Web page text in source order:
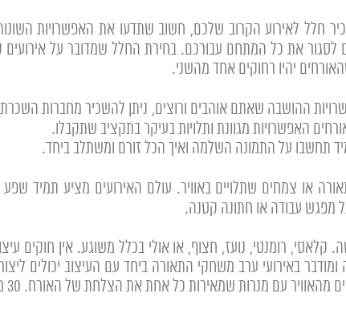
חלל לאירוע הקרוב שלכם, חשוב שתדעו את האפשרויות
לסגור את כל המתחם עבורכם. בחירת החלל שמדובר על
יהיו רחוקים אחד מהשני.
ההושבה שאתם אוהבים ורוצים, ניתן להשכיר מחברות
האפשרויות מגוונת ותלויות בעיקר בתקציב שתקבלו.
תחשבו על התמונה השלמה ואיך הכל זורם ומשתלב ביחד.
או צמחים שתלויים באוויר. עולם האירועים מציע תמיד
מפגש עבודה או חתונה קטנה.
רומנטי, נועז, חצוף, או אולי בכלל משוגע. אין חוקים
באירועי ערב משחקי התאורה ביחד עם העיצוב יכולים
כל אחת את הצלחת של האורח. 30 מנורות שונות שיחידו יוצרות חוויה מדהימה.